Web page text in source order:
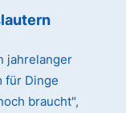
jahrelanger
für Dinge
braucht",